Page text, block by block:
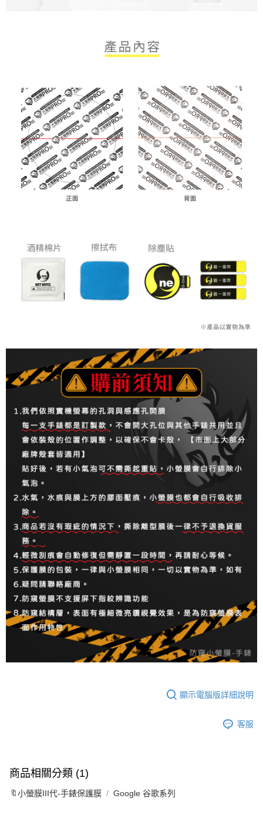
顯示電腦版詳細說明
客服
商品相關分類 (1)
🔖小螢膜III代-手錶保護膜 Google 谷歌系列